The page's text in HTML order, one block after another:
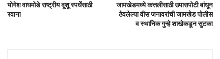
योगेश वाघमोडे राष्ट्रीय वूशू स्पर्धेसाठी
रवाना
जामखेडमध्ये कत्तलीसाठी उपासपोटी बांधून
ठेवलेल्या वीस जनावरांची जामखेड पोलीस
व स्थानिक गुन्हे शाखेकडून सुटका